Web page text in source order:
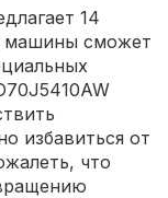
14
машины сможет
избавиться от
что